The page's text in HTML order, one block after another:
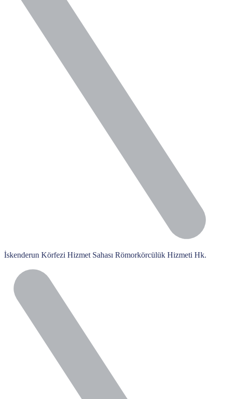
İskenderun Körfezi Hizmet Sahası Römorkörcülük Hizmeti Hk.